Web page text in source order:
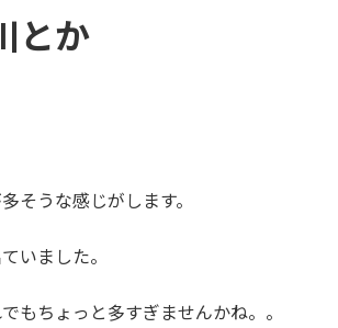
とか
そうな感じがします。
いました。
もちょっと多すぎませんかね。。